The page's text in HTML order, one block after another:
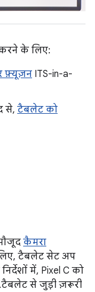
के लिए:
फ़्यूज़न ITS-in-a-
से, टैबलेट को
कैमरा
टैबलेट सेट अप
में, Pixel C को
टैबलेट से जुड़ी ज़रूरी